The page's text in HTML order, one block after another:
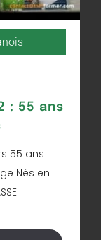
: 55 ans
55 ans :
Nés en